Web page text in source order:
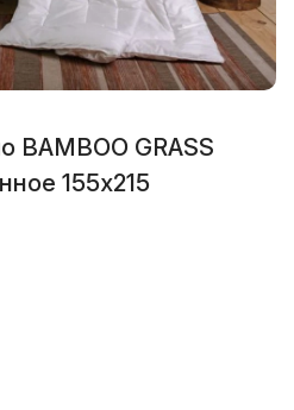
BAMBOO GRASS
155х215